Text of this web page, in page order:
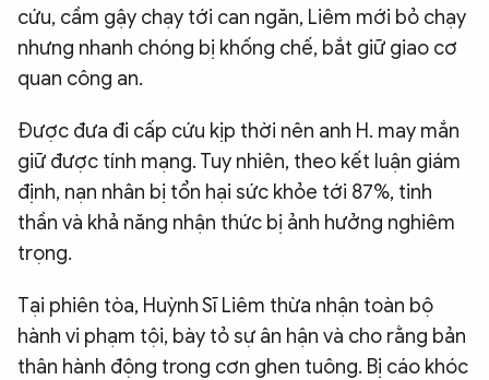
cứu, cầm gậy chạy tới can ngăn, Liêm mới bỏ chạy
nhưng nhanh chóng bị khống chế, bắt giữ giao cơ
quan công an.
Được đưa đi cấp cứu kịp thời nên anh H. may mắn
giữ được tính mạng. Tuy nhiên, theo kết luận giám
định, nạn nhân bị tổn hại sức khỏe tới 87%, tinh
thần và khả năng nhận thức bị ảnh hưởng nghiêm
trọng.
Tại phiên tòa, Huỳnh Sĩ Liêm thừa nhận toàn bộ
hành vi phạm tội, bày tỏ sự ân hận và cho rằng bản
thân hành động trong cơn ghen tuông. Bị cáo khóc